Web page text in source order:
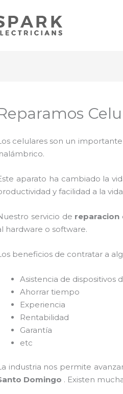
celulares son un
aparato ha cambiado la
y facilidad a la
servicio de reparacion
hardware o software.
beneficios de contratar a
Asistencia de dispositivos
Ahorrar tiempo
Experiencia
Rentabilidad
Garantía
etc
industria nos permite
Domingo . Existen